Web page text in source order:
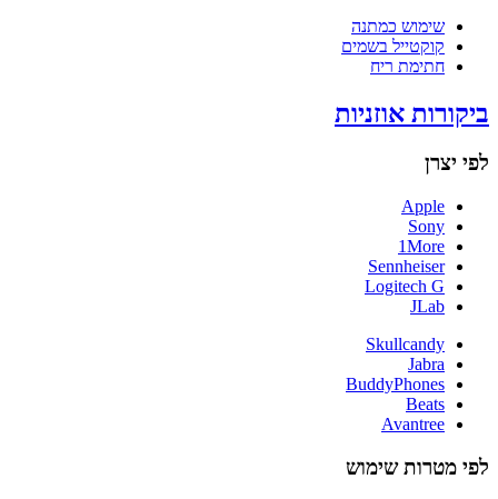
שימוש כמתנה
קוקטייל בשמים
חתימת ריח
ביקורות אוזניות
לפי יצרן
Apple
Sony
1More
Sennheiser
Logitech G
JLab
Skullcandy
Jabra
BuddyPhones
Beats
Avantree
לפי מטרות שימוש